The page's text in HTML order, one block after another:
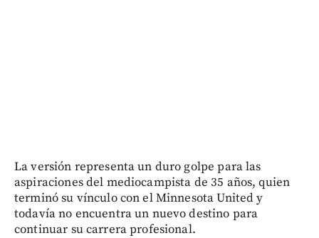
La versión representa un duro golpe para las
aspiraciones del mediocampista de 35 años, quien
terminó su vínculo con el Minnesota United y
todavía no encuentra un nuevo destino para
continuar su carrera profesional.